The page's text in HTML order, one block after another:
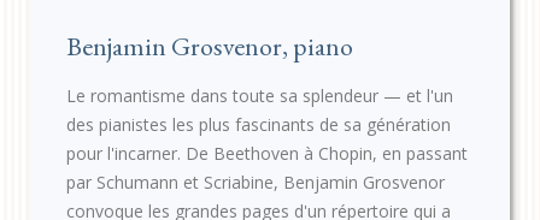
Benjamin Grosvenor, piano
Le romantisme dans toute sa splendeur — et l'un
des pianistes les plus fascinants de sa génération
pour l'incarner. De Beethoven à Chopin, en passant
par Schumann et Scriabine, Benjamin Grosvenor
convoque les grandes pages d'un répertoire qui a